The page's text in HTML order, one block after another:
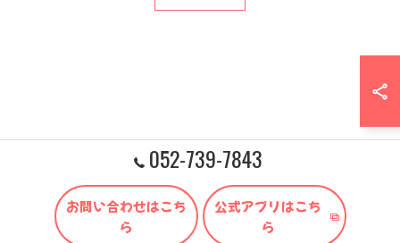
052-739-7843
お問い合わせはこち
ら
公式アプリはこち
ら